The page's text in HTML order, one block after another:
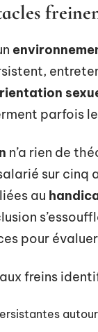
parfois
n’a rien de
sur
au
pour
freins